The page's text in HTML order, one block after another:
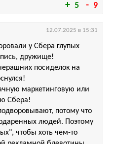
5 9
у Сбера глупых
дружище!
посиделок на
маркетинговую или
Сбера!
потому что
людей. Поэтому
чтобы хоть чем-то
12.07.2025 в 15:31